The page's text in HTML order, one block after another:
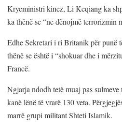
Kryeministri kinez, Li Keqiang ka
ka thënë se “ne dënojmë terrorizmin
Edhe Sekretari i ri Britanik për punë
thënë se është i “shokuar dhe i
Francë.
Ngjarja ndodh tetë muaj pas
kanë lënë të vrarë 130 veta.
marrë grupi militant Shteti Islamik.